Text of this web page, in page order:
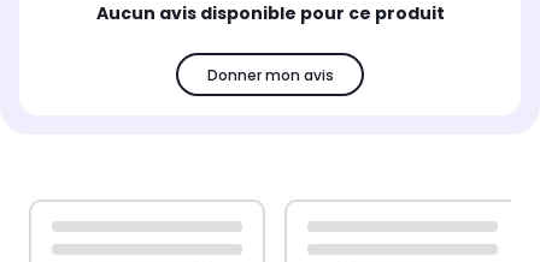
Aucun avis disponible pour ce produit
Donner mon avis